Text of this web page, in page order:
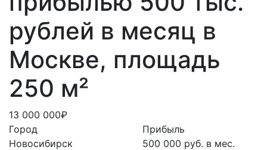
рублей в месяц в
Москве, площадь
250 м²
13 000 000₽
Город
Новосибирск
Прибыль
500 000 руб. в мес.